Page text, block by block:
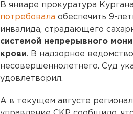
В январе прокуратура Кургана
потребовала обеспечить 9-
инвалида, страдающего
системой непрерывного
крови. В надзорное
несовершеннолетнего. Суд
удовлетворил.
А в текущем августе